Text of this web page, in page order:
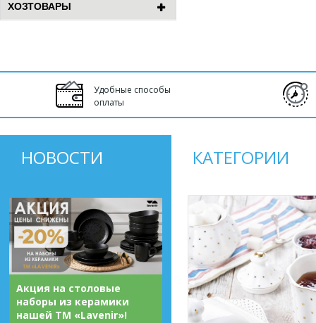
ХОЗТОВАРЫ
Удобные способы
оплаты
НОВОСТИ
Акция на столовые
наборы из керамики
нашей ТМ «Lavenir»!
КАТЕГОРИИ